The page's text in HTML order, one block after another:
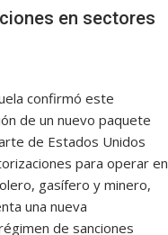
en sectores
confirmó este
de un nuevo paquete
de Estados Unidos
para operar en
gasífero y minero,
una nueva
de sanciones